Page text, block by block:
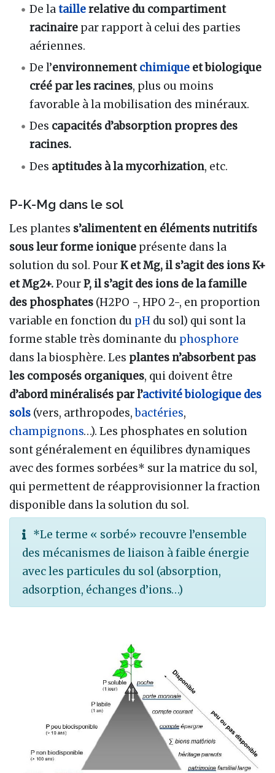
De lataillerelative du compartiment
racinaire par rapport à celui des parties
aériennes.
De l’environnementchimique et biologique
créé par les racines, plus ou moins
favorable à la mobilisation des minéraux.
Des capacités d’absorption propres des
racines.
Des aptitudes à la mycorhization, etc.
P-K-Mg dans le sol
Les plantes s’alimentent en éléments nutritifs
sous leur forme ionique présente dans la
solution du sol. PourK et Mg, il s’agit des ions K+
et Mg2+.PourP, il s’agit des ions de la famille
des phosphates (H2PO -, HPO 2-, en proportion
variable en fonction du pH du sol) qui sont la
forme stable très dominante du phosphore
dans la biosphère. Les plantes n’absorbent pas
les composés organiques, qui doivent être
d’abord minéralisés par l’activité biologique des
sols (vers, arthropodes,bactéries,
champignons…). Les phosphates en solution
sont généralement en équilibres dynamiques
avec des formes sorbées* sur la matrice du sol,
qui permettent de réapprovisionner la fraction
disponible dans la solution du sol.
*Le terme « sorbé» recouvre l’ensemble
des mécanismes de liaison à faible énergie
avec les particules du sol (absorption,
adsorption, échanges d’ions…)